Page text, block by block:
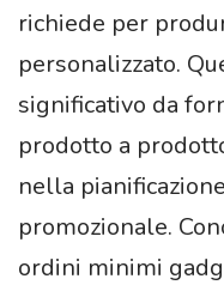
richiede per
personalizzato.
significativo da
prodotto a
nella
promozionale.
ordini minimi